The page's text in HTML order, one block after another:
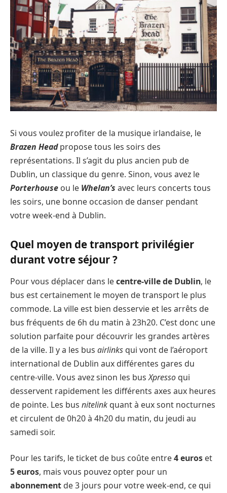
Si vous voulez profiter de la musique irlandaise, le
Brazen Headpropose tous les soirs des
représentations. Il s’agit du plus ancien pub de
Dublin, un classique du genre. Sinon, vous avez le
Porterhouse ou le Whelan’s avec leurs concerts tous
les soirs, une bonne occasion de danser pendant
votre week-end à Dublin.
Quel moyen de transport privilégier
durant votre séjour ?
Pour vous déplacer dans lecentre-ville de Dublin, le
bus est certainement le moyen de transport le plus
commode. La ville est bien desservie et les arrêts de
bus fréquents de 6h du matin à 23h20. C’est donc une
solution parfaite pour découvrir les grandes artères
de la ville. Il y a les bus airlinks qui vont de l’aéroport
international de Dublin aux différentes gares du
centre-ville. Vous avez sinon les busXpresso qui
desservent rapidement les différents axes aux heures
de pointe. Les bus nitelink quant à eux sont nocturnes
et circulent de 0h20 à 4h20 du matin, du jeudi au
samedi soir.
Pour les tarifs, le ticket de bus coûte entre4 euros et
5 euros, mais vous pouvez opter pour un
abonnement de 3 jours pour votre week-end, ce qui